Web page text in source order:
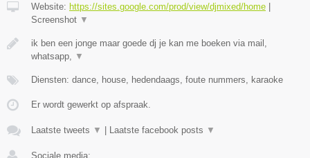
Website: https://sites.google.com/prod/view/djmixed/home |
Screenshot ▼
ik ben een jonge maar goede dj je kan me boeken via mail,
whatsapp,
▼
Diensten: dance, house, hedendaags, foute nummers, karaoke
Er wordt gewerkt op afspraak.
Laatste tweets ▼ | Laatste facebook posts ▼
Sociale media: